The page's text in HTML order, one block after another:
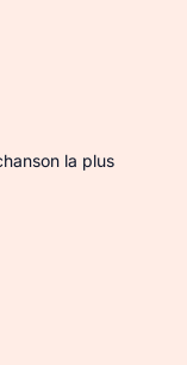
la plus